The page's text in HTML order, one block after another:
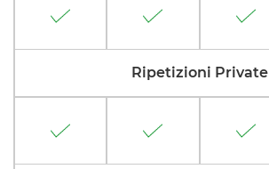
Ripetizioni Private